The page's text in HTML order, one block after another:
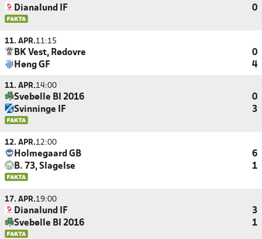
Dianalund IF 0
11. APR.11:15
BK Vest, Rødovre
0
Høng GF
4
11. APR.14:00
Svebølle BI 2016
0
Svinninge IF
3
12. APR.12:00
Holmegaard GB
6
B. 73, Slagelse
1
17. APR.19:00
Dianalund IF
3
Svebølle BI 2016
1